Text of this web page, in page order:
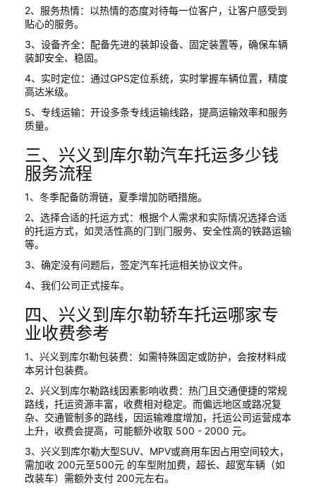
2、服务热情：以热情的态度对待每一位客户，让客户感受到
贴心的服务。
3、设备齐全：配备先进的装卸设备、固定装置等，确保车辆
装卸安全、稳固。
4、实时定位：通过GPS定位系统，实时掌握车辆位置，精度
高达米级。
5、专线运输：开设多条专线运输线路，提高运输效率和服务
质量。
三、兴义到库尔勒汽车托运多少钱
服务流程
1、冬季配备防滑链，夏季增加防晒措施。
2、选择合适的托运方式：根据个人需求和实际情况选择合适
的托运方式，如灵活性高的门到门服务、安全性高的铁路运输
等。
3、确定没有问题后，签定汽车托运相关协议文件。
4、我们公司正式接车。
四、兴义到库尔勒轿车托运哪家专
业收费参考
1、兴义到库尔勒包装费：如需特殊固定或防护，会按材料成
本另计包装费。
2、兴义到库尔勒路线因素影响收费：热门且交通便捷的常规
路线，托运资源丰富，收费相对稳定。而偏远地区或路况复
杂、交通管制多的路线，因运输难度增加，托运公司运营成本
上升，收费会提高，可能额外收取 500 - 2000 元。
3、兴义到库尔勒大型SUV、MPV或商用车因占用空间较大，
需加收 200元至500元 的车型附加费，超长、超宽车辆（如
改装车）需额外支付 200元左右。